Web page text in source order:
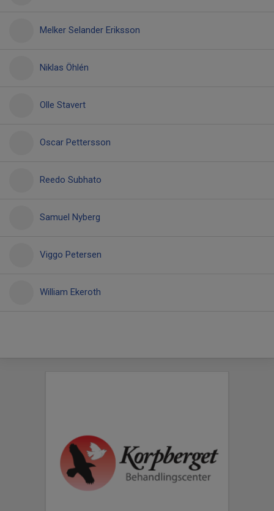
Melker Selander Eriksson
Niklas Öhlén
Olle Stavert
Oscar Pettersson
Reedo Subhato
Samuel Nyberg
Viggo Petersen
William Ekeroth